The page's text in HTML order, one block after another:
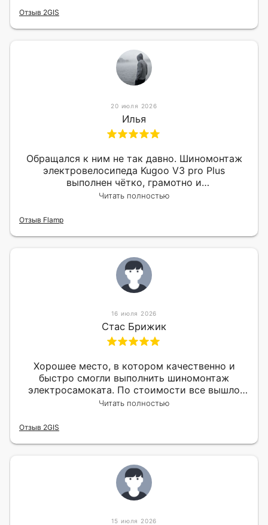
Отзыв 2GIS
20 июля 2026
Илья
Обращался к ним не так давно. Шиномонтаж
электровелосипеда Kugoo V3 pro Plus
выполнен чётко, грамотно и
квалифицированно. Всё сделано оперативно и
Читать полностью
Отзыв Flamp
16 июля 2026
Стас Брижик
Хорошее место, в котором качественно и
быстро смогли выполнить шиномонтаж
электросамоката. По стоимости все вышло
вообще приемлемо хочу сказать. Так что могу
Читать полностью
Отзыв 2GIS
15 июля 2026